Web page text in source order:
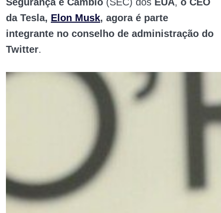
da Tesla, Elon Musk, agora é parte
integrante no conselho de administração do
Twitter.